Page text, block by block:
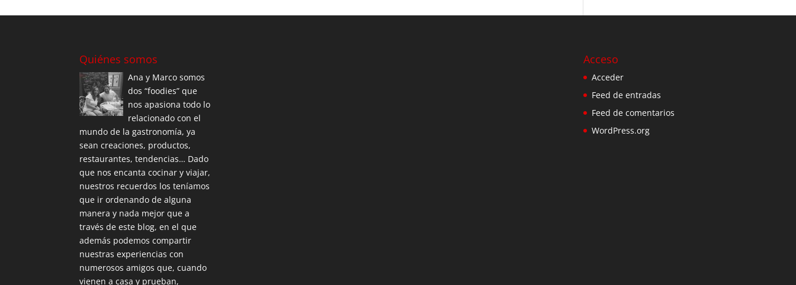
Quiénes somos
Ana y Marco somos
dos “foodies” que
nos apasiona todo lo
relacionado con el
mundo de la gastronomía, ya
sean creaciones, productos,
restaurantes, tendencias… Dado
que nos encanta cocinar y viajar,
nuestros recuerdos los teníamos
que ir ordenando de alguna
manera y nada mejor que a
través de este blog, en el que
además podemos compartir
nuestras experiencias con
numerosos amigos que, cuando
vienen a casa y prueban,
Acceso
Acceder
Feed de entradas
Feed de comentarios
WordPress.org